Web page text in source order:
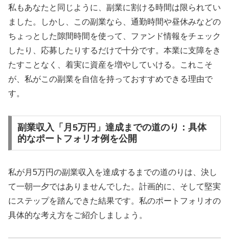
私もあなたと同じように、副業に割ける時間は限られてい
ました。しかし、この副業なら、通勤時間や昼休みなどの
ちょっとした隙間時間を使って、ファンド情報をチェック
したり、応募したりするだけで十分です。本業に支障をき
たすことなく、着実に資産を増やしていける。これこそ
が、私がこの副業を自信を持っておすすめできる理由で
す。
副業収入「月5万円」達成までの道のり：具体
的なポートフォリオ例を公開
私が月5万円の副業収入を達成するまでの道のりは、決し
て一朝一夕ではありませんでした。計画的に、そして堅実
にステップを踏んできた結果です。私のポートフォリオの
具体的な考え方をご紹介しましょう。